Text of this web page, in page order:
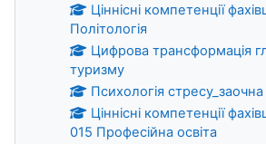
Ціннісні компетенції
Політологія
Цифрова трансформація
туризму
Психологія стресу_заочна
Ціннісні компетенції
015 Професійна освіта